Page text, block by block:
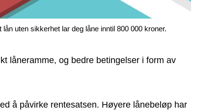
lån uten sikkerhet lar deg låne inntil 800 000 kroner.
låneramme, og bedre betingelser i form av
å påvirke rentesatsen. Høyere lånebeløp har